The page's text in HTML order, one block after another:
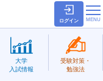
ログイン
大学
入試情報
受験対策・
勉強法